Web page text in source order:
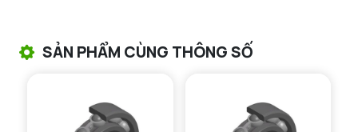
VÒNG BI KIM NTN
SẢN PHẨM CÙNG THÔNG SỐ